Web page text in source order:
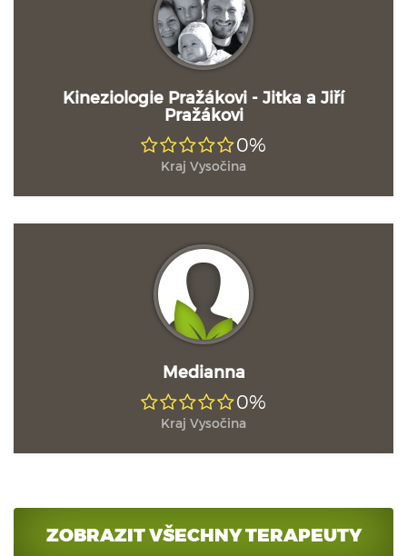
Kineziologie Pražákovi - Jitka a Jiří
Pražákovi
0%
Kraj Vysočina
Medianna
0%
Kraj Vysočina
ZOBRAZIT VŠECHNY TERAPEUTY